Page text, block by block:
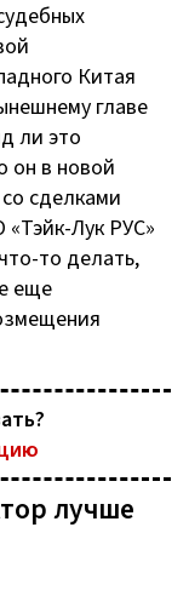
Китая
главе
ли это
он в новой
сделками
Лук РУС»
что-то делать,
еще
лучше